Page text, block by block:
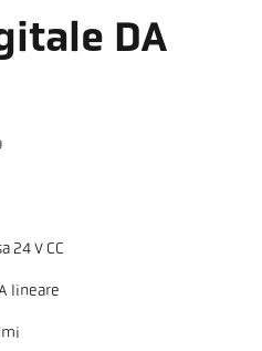
DA
24 V CC
lineare